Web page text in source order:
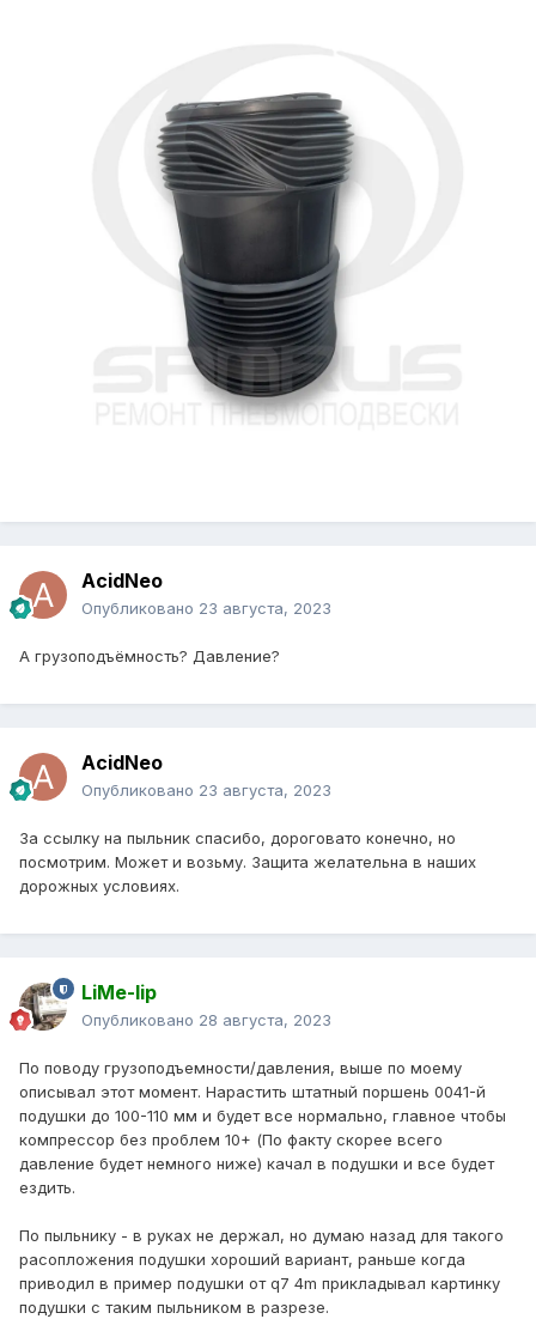
AcidNeo
Опубликовано 23 августа, 2023
А грузоподъёмность? Давление?
AcidNeo
Опубликовано 23 августа, 2023
За ссылку на пыльник спасибо, дороговато конечно, но
посмотрим. Может и возьму. Защита желательна в наших
дорожных условиях.
LiMe-lip
Опубликовано 28 августа, 2023
По поводу грузоподъемности/давления, выше по моему
описывал этот момент. Нарастить штатный поршень 0041-й
подушки до 100-110 мм и будет все нормально, главное чтобы
компрессор без проблем 10+ (По факту скорее всего
давление будет немного ниже) качал в подушки и все будет
ездить.
По пыльнику - в руках не держал, но думаю назад для такого
расопложения подушки хороший вариант, раньше когда
приводил в пример подушки от q7 4m прикладывал картинку
подушки с таким пыльником в разрезе.